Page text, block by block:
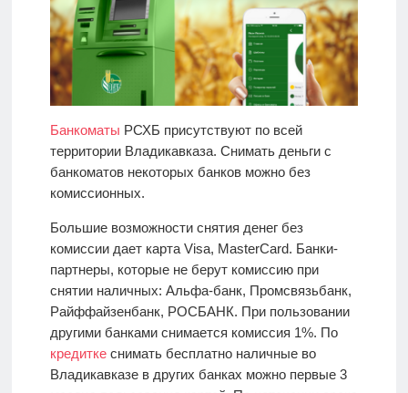
Банкоматы РСХБ присутствуют по всей
территории Владикавказа. Снимать деньги с
банкоматов некоторых банков можно без
комиссионных.
Большие возможности снятия денег без
комиссии дает карта Visa, MasterCard. Банки-
партнеры, которые не берут комиссию при
снятии наличных: Альфа-банк, Промсвязьбанк,
Райффайзенбанк, РОСБАНК. При пользовании
другими банками снимается комиссия 1%. По
кредиткеснимать бесплатно наличные во
Владикавказе в других банках можно первые 3